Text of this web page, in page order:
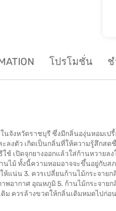
โปรโมชั่น ช
นจังหวัดราชบุรี ซึ่งมีกลิ่นองุ่นหอมเ
ลงตัว เกิดเป็นกลิ่นที่ให้ความรู้สึกส
ช้ เปิดจุกยางออกแล้วใส่ก้านหวาย
ไม้ ทั้งนี้ความหอมอาจจะขึ้นอยู่กับส
แน่น 3. ควรเปลี่ยนก้านไม้กระจาย
อากาศ อุณหภูมิ 5. ก้านไม้กระจายก
ควรล้างขวดให้กลิ่นเดิมหมดไปก่อ